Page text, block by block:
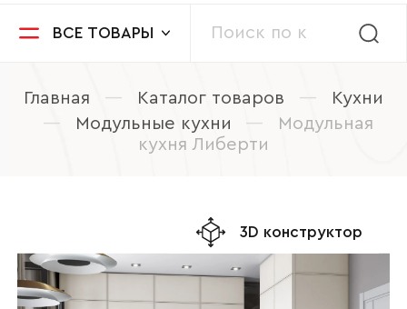
ВСЕ ТОВАРЫ
Главная — Каталог товаров —
Кухни
—
Модульные кухни —
Модульная
кухня Либерти
3D конструктор